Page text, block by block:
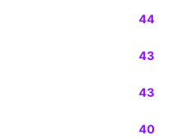
44
43
43
40